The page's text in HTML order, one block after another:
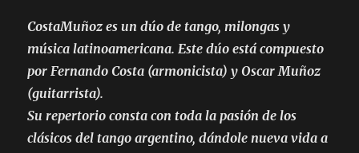
CostaMuñoz es un dúo de tango, milongas y
música latinoamericana. Este dúo está compuesto
por Fernando Costa (armonicista) y Oscar Muñoz
(guitarrista).
Su repertorio consta con toda la pasión de los
clásicos del tango argentino, dándole nueva vida a